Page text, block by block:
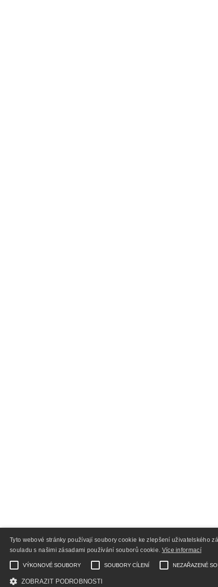
Tyto webové stránky používají soubory cookie ke zlepšení uživatelského
souladu s našimi zásadami používání souborů cookie. Více informací
VÝKONOVÉ SOUBORY SOUBORY CÍLENÍ NEZAŘAZENÉ
ZOBRAZIT PODROBNOSTI